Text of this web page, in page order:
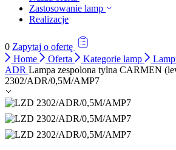
Zastosowanie lamp
Realizacje
0 Zapytaj o ofertę
Home
Oferta Kategorie lamp
ADR Lampa zespolona tylna CARMEN
2302/ADR/0,5M/AMP7